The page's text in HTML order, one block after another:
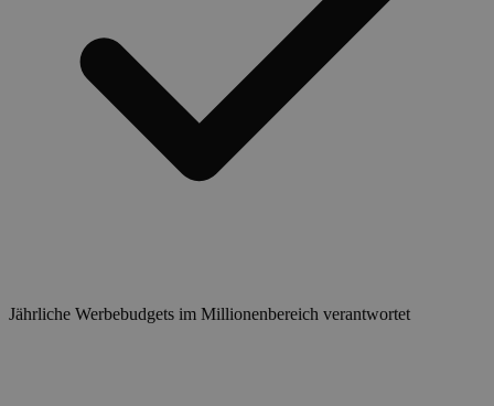
Jährliche Werbebudgets im Millionenbereich verantwortet